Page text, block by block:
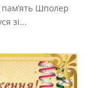
Шполер
зі...